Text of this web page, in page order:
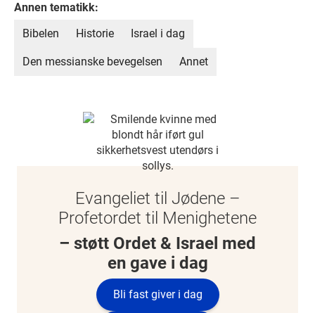
Annen tematikk:
Bibelen
Historie Israel i dag
Den messianske bevegelsen Annet
Evangeliet til Jødene –
Profetordet til Menighetene
– støtt Ordet & Israel med
en gave i dag
Bli fast giver i dag